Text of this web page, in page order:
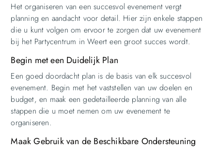
Het organiseren van een succesvol evenement vergt
planning en aandacht voor detail. Hier zijn enkele stappen
die u kunt volgen om ervoor te zorgen dat uw evenement
bij het Partycentrum in Weert een groot succes wordt.
Begin met een Duidelijk Plan
Een goed doordacht plan is de basis van elk succesvol
evenement. Begin met het vaststellen van uw doelen en
budget, en maak een gedetailleerde planning van alle
stappen die u moet nemen om uw evenement te
organiseren.
Maak Gebruik van de Beschikbare Ondersteuning